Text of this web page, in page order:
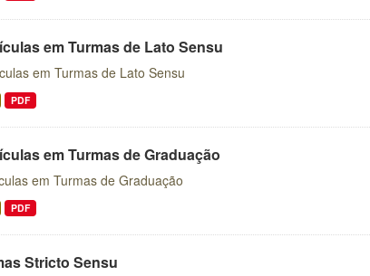
em Turmas de Lato Sensu
em Turmas de Lato Sensu
PDF
em Turmas de Graduação
em Turmas de Graduação
PDF
Stricto Sensu